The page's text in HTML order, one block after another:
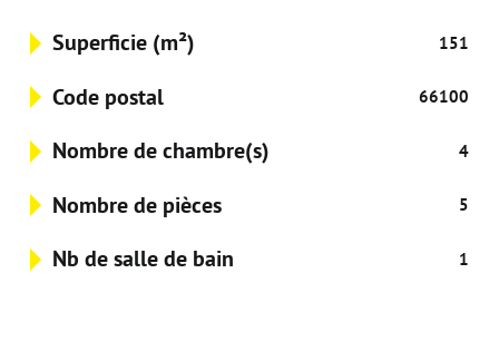
Superficie (m²) 151
Code postal 66100
Nombre de chambre(s) 4
Nombre de pièces 5
Nb de salle de bain 1